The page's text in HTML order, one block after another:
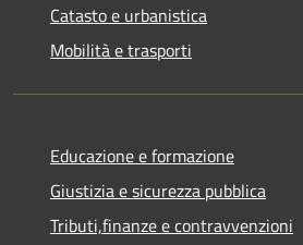
Catasto e urbanistica
Mobilità e trasporti
Educazione e formazione
Giustizia e sicurezza pubblica
Tributi,finanze e contravvenzioni